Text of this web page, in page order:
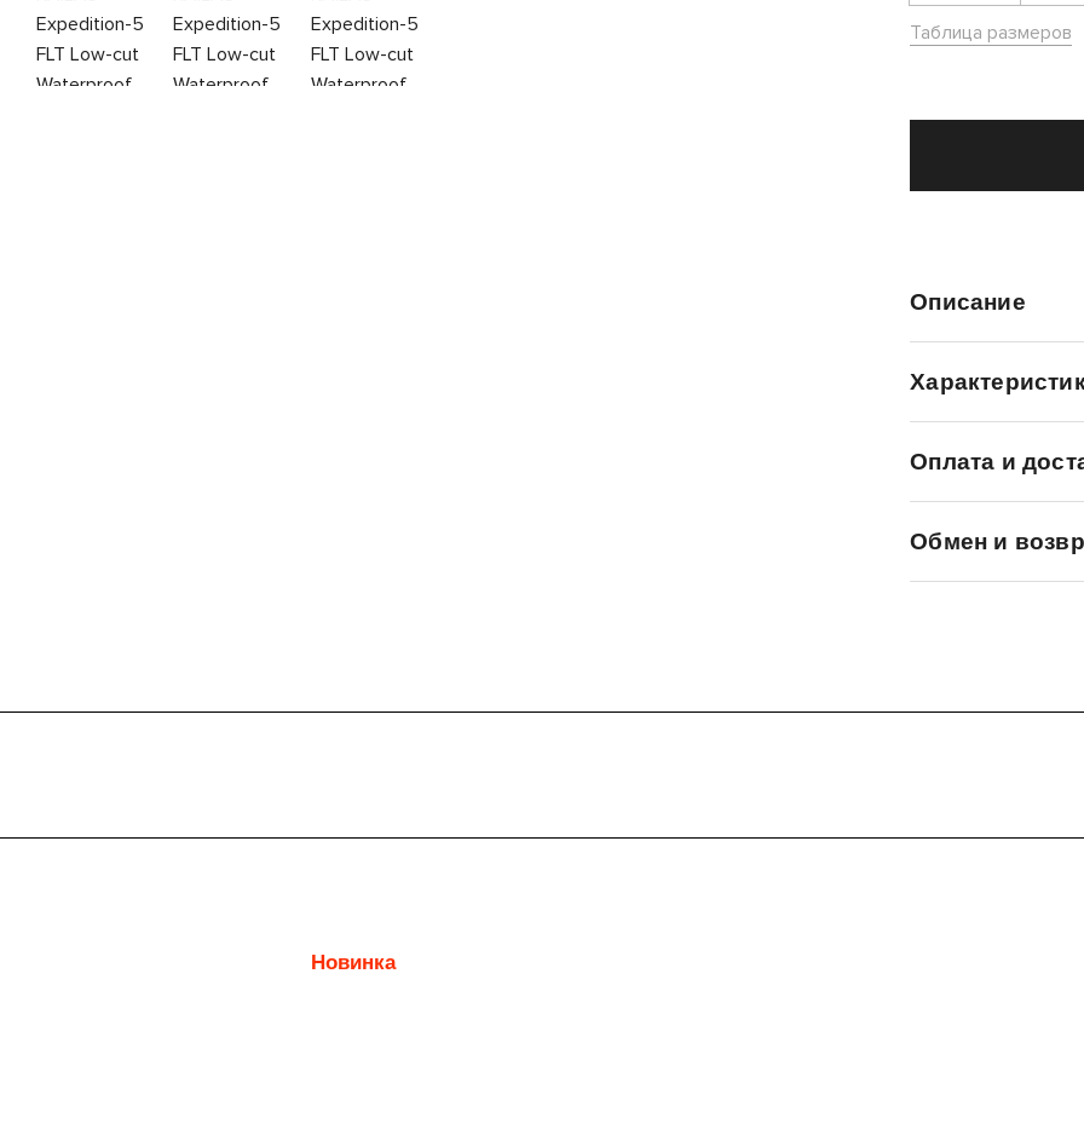
Таблица размеров
Описание
Оплата и
Обмен и
Новинка